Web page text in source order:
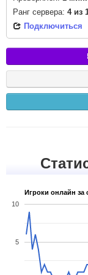
Ранг сервера: 4из
Подключиться
Игроки онлайн за
5
10